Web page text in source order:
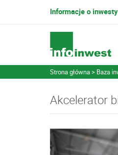
Informacje o
Strona główna Baza
Akcelerator